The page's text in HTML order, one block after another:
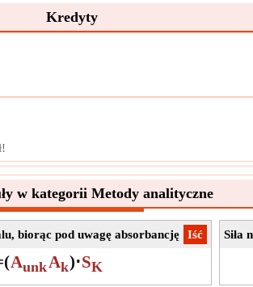
Kredyty
w kategorii Metody analityczne
​Iść
biorąc pod uwagę absorbancję
(AunkAk)⋅SK
Siła